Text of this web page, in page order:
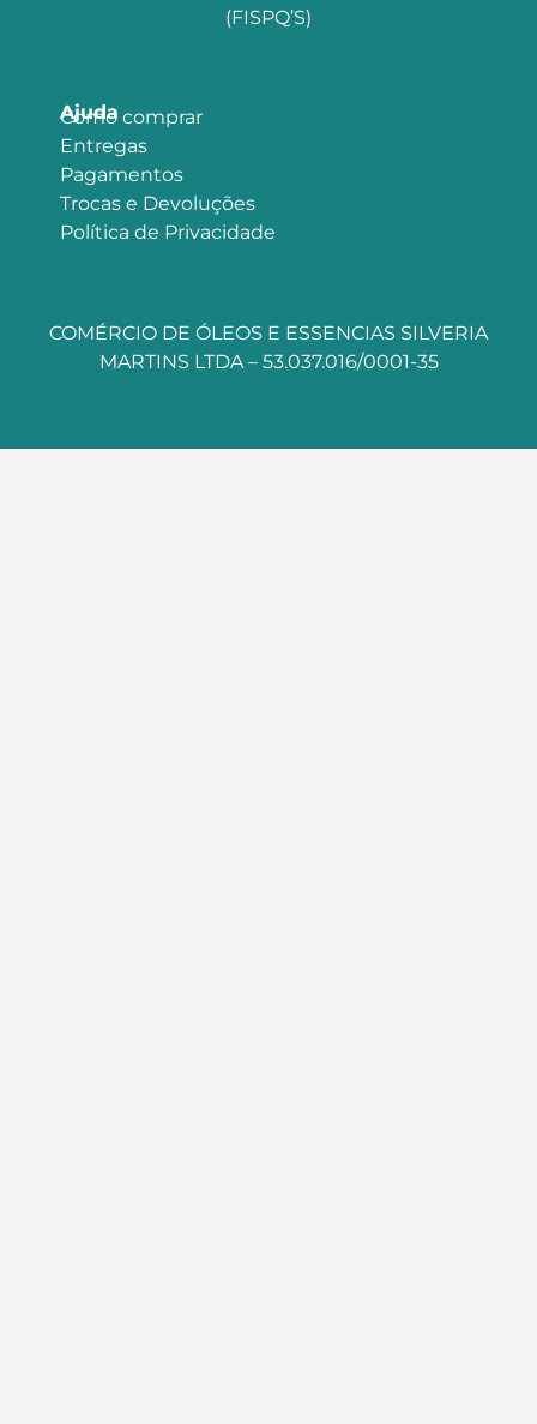
(FISPQ’S)
Ajuda
Como comprar
Entregas
Pagamentos
Trocas e Devoluções
Política de Privacidade
COMÉRCIO DE ÓLEOS E ESSENCIAS SILVERIA
MARTINS LTDA – 53.037.016/0001-35